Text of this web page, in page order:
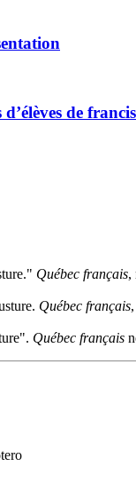
de
Québec français,
Québec français
Québec français